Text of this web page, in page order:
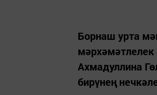
Борнаш урта
Ахмадуллина
бирүнең